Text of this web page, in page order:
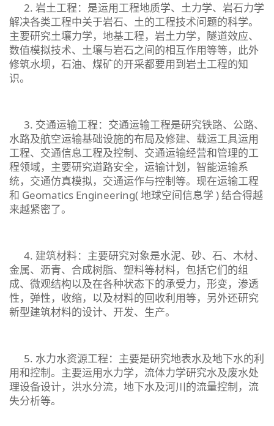
2. 岩土工程：是运用工程地质学、土力学、岩石力学
解决各类工程中关于岩石、土的工程技术问题的科学。
主要研究土壤力学，地基工程，岩土力学，隧道效应、
数值模拟技术、土壤与岩石之间的相互作用等等，此外
修筑水坝，石油、煤矿的开采都要用到岩土工程的知
识。
3. 交通运输工程：交通运输工程是研究铁路、公路、
水路及航空运输基础设施的布局及修建、载运工具运用
工程、交通信息工程及控制、交通运输经营和管理的工
程领域，主要研究道路安全，运输计划，智能运输系
统，交通仿真模拟，交通运作与控制等。现在运输工程
和 Geomatics Engineering( 地球空间信息学 ) 结合得越
来越紧密了。
4. 建筑材料：主要研究对象是水泥、砂、石、木材、
金属、沥青、合成树脂、塑料等材料，包括它们的组
成、微观结构以及在各种状态下的承受力，形变，渗透
性，弹性，收缩，以及材料的回收利用等，另外还研究
新型建筑材料的设计、开发、生产。
5. 水力水资源工程：主要是研究地表水及地下水的利
用和控制。主要运用水力学，流体力学研究水及废水处
理设备设计，洪水分流，地下水及河川的流量控制，流
失分析等。